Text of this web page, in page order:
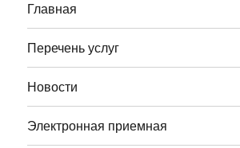
Главная
Перечень услуг
Новости
Электронная приемная